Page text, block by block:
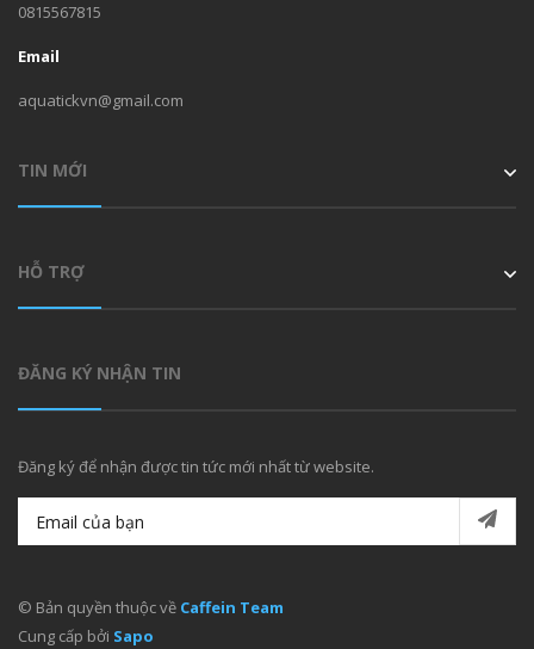
0815567815
Email
aquatickvn@gmail.com
TIN MỚI
HỖ TRỢ
ĐĂNG KÝ NHẬN TIN
Đăng ký để nhận được tin tức mới nhất từ website.
© Bản quyền thuộc về Caffein Team
Cung cấp bởi Sapo